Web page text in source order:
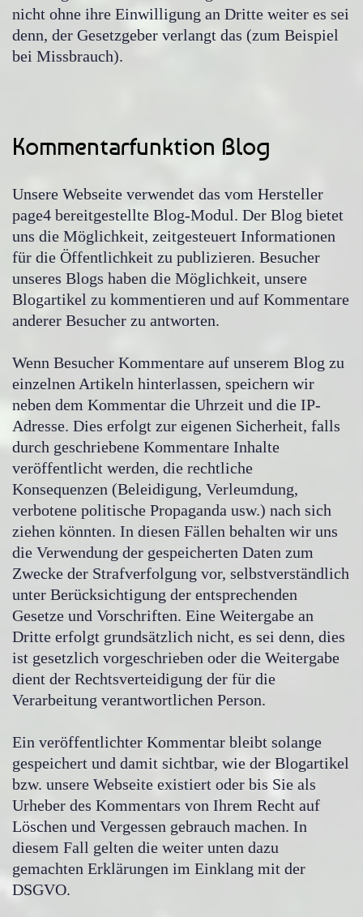
nicht ohne ihre Einwilligung an Dritte weiter es sei
denn, der Gesetzgeber verlangt das (zum Beispiel
bei Missbrauch).
Kommentarfunktion Blog
Unsere Webseite verwendet das vom Hersteller
page4 bereitgestellte Blog-Modul. Der Blog bietet
uns die Möglichkeit, zeitgesteuert Informationen
für die Öffentlichkeit zu publizieren. Besucher
unseres Blogs haben die Möglichkeit, unsere
Blogartikel zu kommentieren und auf Kommentare
anderer Besucher zu antworten.
Wenn Besucher Kommentare auf unserem Blog zu
einzelnen Artikeln hinterlassen, speichern wir
neben dem Kommentar die Uhrzeit und die IP-
Adresse. Dies erfolgt zur eigenen Sicherheit, falls
durch geschriebene Kommentare Inhalte
veröffentlicht werden, die rechtliche
Konsequenzen (Beleidigung, Verleumdung,
verbotene politische Propaganda usw.) nach sich
ziehen könnten. In diesen Fällen behalten wir uns
die Verwendung der gespeicherten Daten zum
Zwecke der Strafverfolgung vor, selbstverständlich
unter Berücksichtigung der entsprechenden
Gesetze und Vorschriften. Eine Weitergabe an
Dritte erfolgt grundsätzlich nicht, es sei denn, dies
ist gesetzlich vorgeschrieben oder die Weitergabe
dient der Rechtsverteidigung der für die
Verarbeitung verantwortlichen Person.
Ein veröffentlichter Kommentar bleibt solange
gespeichert und damit sichtbar, wie der Blogartikel
bzw. unsere Webseite existiert oder bis Sie als
Urheber des Kommentars von Ihrem Recht auf
Löschen und Vergessen gebrauch machen. In
diesem Fall gelten die weiter unten dazu
gemachten Erklärungen im Einklang mit der
DSGVO.